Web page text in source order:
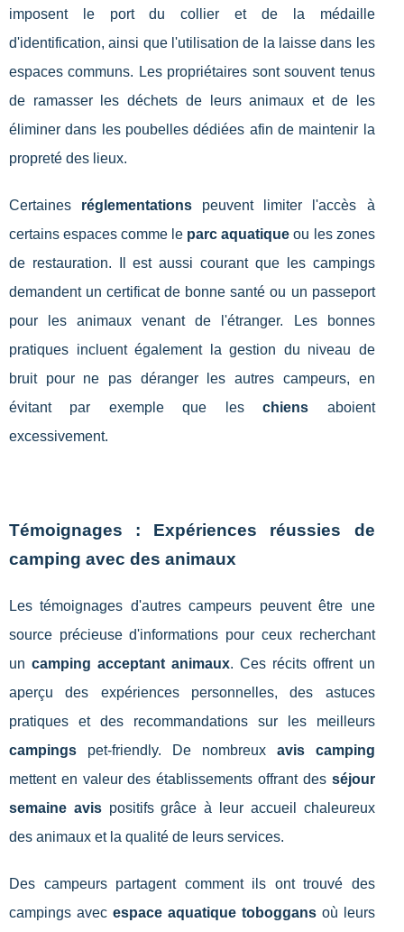
imposent le port du collier et de la médaille
d'identification, ainsi que l'utilisation de la laisse dans les
espaces communs. Les propriétaires sont souvent tenus
de ramasser les déchets de leurs animaux et de les
éliminer dans les poubelles dédiées afin de maintenir la
propreté des lieux.
Certaines réglementations peuvent limiter l'accès à
certains espaces comme le parc aquatique ou les zones
de restauration. Il est aussi courant que les campings
demandent un certificat de bonne santé ou un passeport
pour les animaux venant de l'étranger. Les bonnes
pratiques incluent également la gestion du niveau de
bruit pour ne pas déranger les autres campeurs, en
évitant par exemple que leschiens aboient
excessivement.
Témoignages : Expériences réussies de
camping avec des animaux
Les témoignages d'autres campeurs peuvent être une
source précieuse d'informations pour ceux recherchant
un camping acceptant animaux. Ces récits offrent un
aperçu des expériences personnelles, des astuces
pratiques et des recommandations sur les meilleurs
campings pet-friendly. De nombreux avis camping
mettent en valeur des établissements offrant des séjour
semaine avispositifs grâce à leur accueil chaleureux
des animaux et la qualité de leurs services.
Des campeurs partagent comment ils ont trouvé des
campings avec espace aquatique toboggansoù leurs